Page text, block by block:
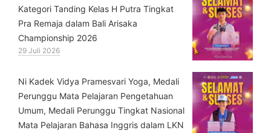
Kategori Tanding Kelas H Putra Tingkat
Pra Remaja dalam Bali Arisaka
Championship 2026
29 Juli 2026
⁠Ni Kadek Vidya Pramesvari Yoga, Medali
Perunggu Mata Pelajaran Pengetahuan
Umum, Medali Perunggu Tingkat Nasional
Mata Pelajaran Bahasa Inggris dalam LKN